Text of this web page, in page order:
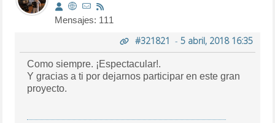
Mensajes: 111
#321821 - 5 abril, 2018 16:35
Como siempre. ¡Espectacular!.
Y gracias a ti por dejarnos participar en este gran
proyecto.